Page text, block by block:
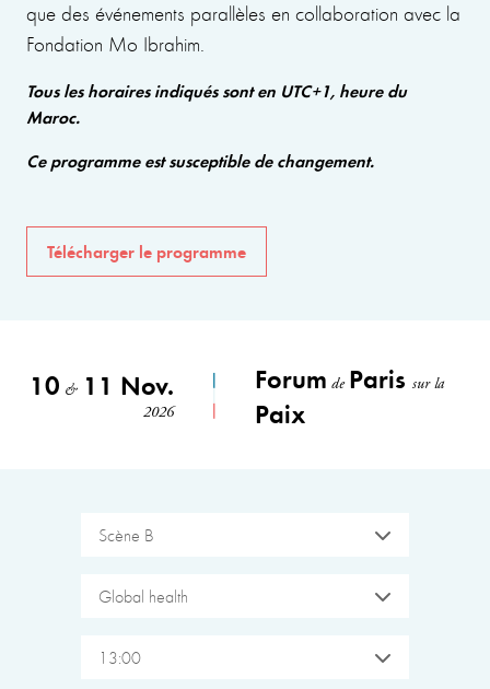
que des événements parallèles en collaboration avec la
Fondation Mo Ibrahim.
Tous les horaires indiqués sont en UTC+1, heure du
Maroc.
Ce programme est susceptible de changement.
Télécharger le programme
10 &11 Nov.
2026
Forum de Parissur la
Paix
Scène B
Global health
13:00